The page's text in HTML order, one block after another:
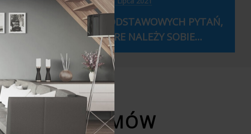
KTÓRĄ
9 PODSTAWOWYCH PYTAŃ,
KTÓRE NALEŻY SOBIE...
DOMÓW